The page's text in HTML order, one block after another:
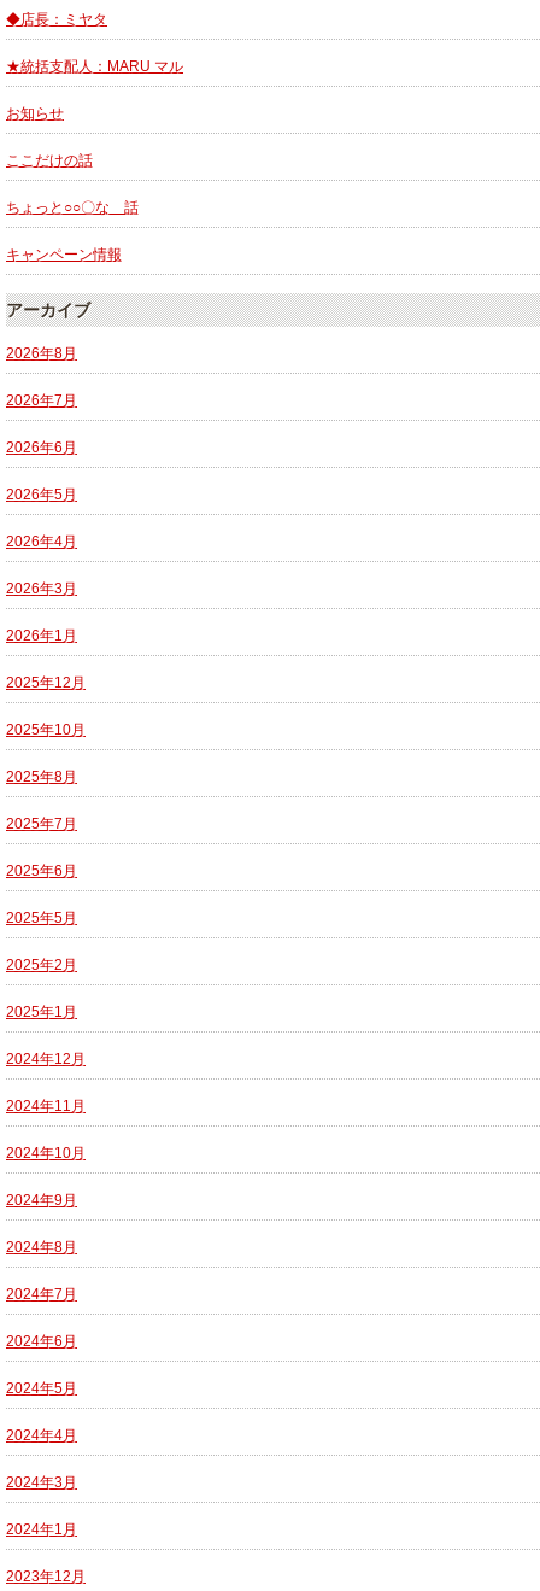
◆店長：ミヤタ
★統括支配人：MARU マル
お知らせ
ここだけの話
ちょっと○○〇な 話
キャンペーン情報
アーカイブ
2026年8月
2026年7月
2026年6月
2026年5月
2026年4月
2026年3月
2026年1月
2025年12月
2025年10月
2025年8月
2025年7月
2025年6月
2025年5月
2025年2月
2025年1月
2024年12月
2024年11月
2024年10月
2024年9月
2024年8月
2024年7月
2024年6月
2024年5月
2024年4月
2024年3月
2024年1月
2023年12月